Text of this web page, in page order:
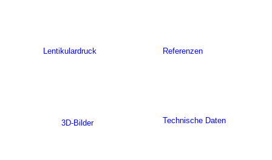
Lentikulardruck
3D-Bilder
Referenzen
Technische Daten